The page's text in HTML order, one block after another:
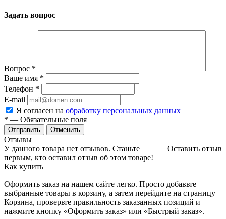
Задать вопрос
Вопрос *
Ваше имя *
Телефон *
E-mail
Я согласен на обработку персональных данных
* — Обязательные поля
Отменить
Отзывы
Оставить отзыв
У данного товара нет отзывов. Станьте
первым, кто оставил отзыв об этом товаре!
Как купить
Оформить заказ на нашем сайте легко. Просто добавьте
выбранные товары в корзину, а затем перейдите на страницу
Корзина, проверьте правильность заказанных позиций и
нажмите кнопку «Оформить заказ» или «Быстрый заказ».